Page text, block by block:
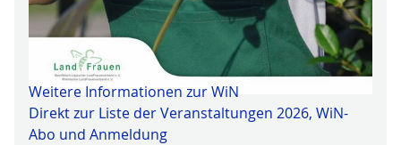
Weitere Informationen zur WiN
Direkt zur Liste der Veranstaltungen 2026, WiN-
Abo und Anmeldung